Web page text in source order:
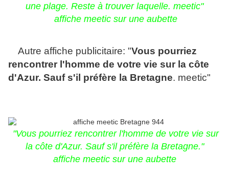
une plage. Reste à trouver laquelle. meetic"
affiche meetic sur une aubette
Autre affiche publicitaire: "Vous pourriez
rencontrer l'homme de votre vie sur la côte
d'Azur. Sauf s'il préfère la Bretagne. meetic"
"Vous pourriez rencontrer l'homme de votre vie sur
la côte d'Azur. Sauf s'il préfère la Bretagne."
affiche meetic sur une aubette